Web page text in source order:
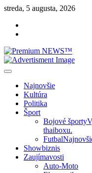
Skip
content
streda, 5 augusta, 2026
Najnovšie
Kultúra
Politika
Šport
Bojové športy
thaiboxu.
Futbal
Showbiznis
Zaujímavosti
Auto-Moto